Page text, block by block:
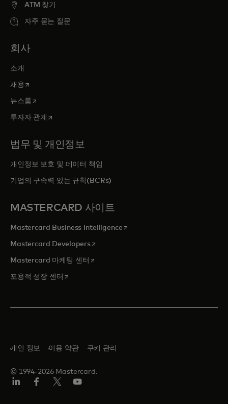
ATM 찾기
자주 묻는 질문
회사
소개
채용새 탭에서 열림
뉴스룸새 탭에서 열림
투자자 관계 새 탭에서 열림
법무 및 개인정보
개인정보 보호 및 데이터 책임
기업의 구속력 있는 규칙(BCRs)
MASTERCARD 사이트
Mastercard Business Intelligence새 탭에서 열림
Mastercard Developers새 탭에서 열림
Mastercard 마케팅 센터 새 탭에서 열림
포용적 성장 센터 새 탭에서 열림
© 1994-2026 Mastercard.
개인 정보 이용 약관 쿠키 관리